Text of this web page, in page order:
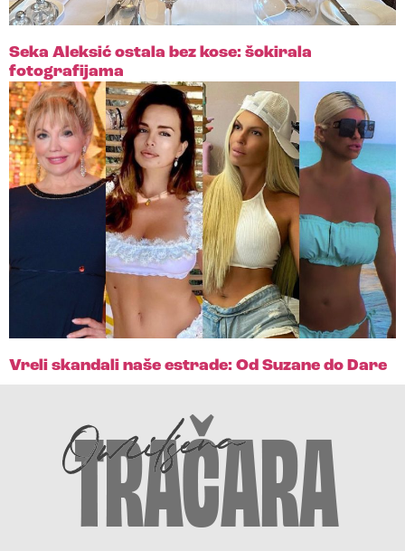
Seka Aleksić ostala bez kose: šokirala
fotografijama
Vreli skandali naše estrade: Od Suzane do Dare